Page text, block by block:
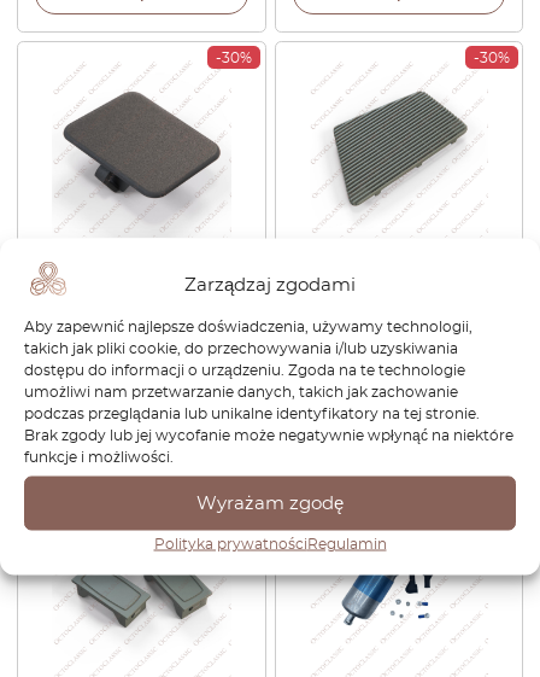
Zarządzaj zgodami
Aby zapewnić najlepsze doświadczenia, używamy technologii,
takich jak pliki cookie, do przechowywania i/lub uzyskiwania
dostępu do informacji o urządzeniu. Zgoda na te technologie
umożliwi nam przetwarzanie danych, takich jak zachowanie
podczas przeglądania lub unikalne identyfikatory na tej stronie.
Brak zgody lub jej wycofanie może negatywnie wpłynąć na niektóre
funkcje i możliwości.
Wyrażam zgodę
Polityka prywatności Regulamin
-30%
Ford Sierra Merkur Dolna
Osłona Potencjometru Deski
Czarna 6098961 83-BG-13K-
732-BA 6105615
292,56zł 204,79zł
Zobacz produkt
-30%
rozdzielczej Ford Sierra Mk1
Szary 1611053 / 1611056
579,60zł 405,72zł
Zobacz produkt
-30%